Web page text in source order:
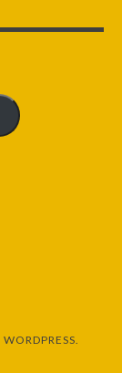
WORDPRESS.